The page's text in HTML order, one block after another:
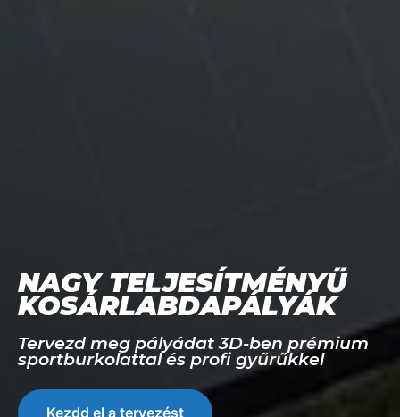
NAGY TELJESÍTMÉNYŰ
KOSÁRLABDAPÁLYÁK
Tervezd meg pályádat 3D-ben prémium
sportburkolattal és profi gyűrűkkel
Kezdd el a tervezést